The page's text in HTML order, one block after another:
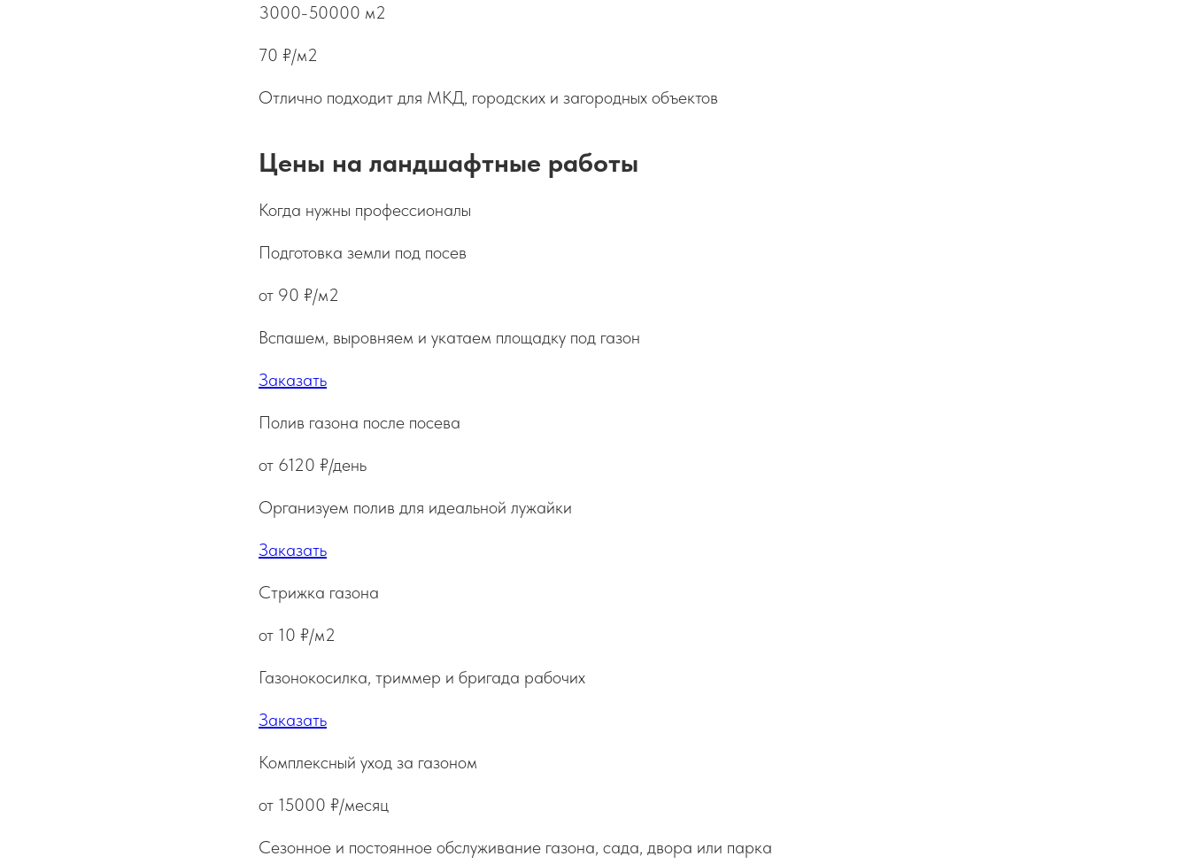
3000-50000 м2
70 ₽/м2
Отлично подходит для МКД, городских и загородных объектов
Цены на ландшафтные работы
Когда нужны профессионалы
Подготовка земли под посев
от 90 ₽/м2
Вспашем, выровняем и укатаем площадку под газон
Заказать
Полив газона после посева
от 6120 ₽/день
Организуем полив для идеальной лужайки
Заказать
Стрижка газона
от 10 ₽/м2
Газонокосилка, триммер и бригада рабочих
Заказать
Комплексный уход за газоном
от 15000 ₽/месяц
Сезонное и постоянное обслуживание газона, сада, двора или парка